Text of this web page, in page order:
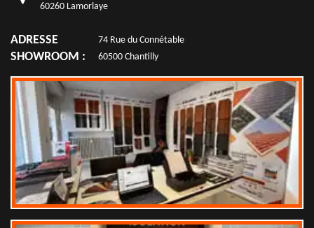
60260 Lamorlaye
ADRESSE
SHOWROOM :
74 Rue du Connétable
60500 Chantilly